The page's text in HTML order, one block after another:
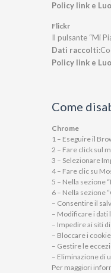
Policy link e
Flickr
Il pulsante “Mi
Dati raccolti:
Policy link e
Come
Chrome
1 – Eseguire il
2 – Fare click sul
3 – Selezionare
4 – Fare clic su
5 – Nella sezione
6 – Nella sezione
– Consentire il
– Modificare i dati
– Impedire ai siti
– Bloccare i
– Gestire le
– Eliminazione di
Per maggiori